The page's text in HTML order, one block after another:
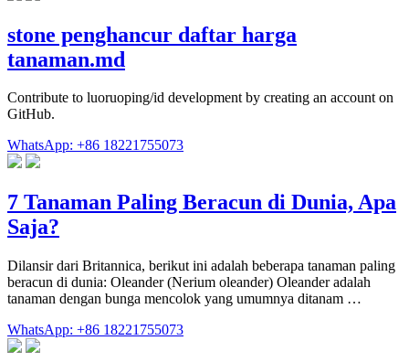
stone penghancur daftar harga
tanaman.md
Contribute to luoruoping/id development by creating an account on
GitHub.
WhatsApp: +86 18221755073
7 Tanaman Paling Beracun di Dunia, Apa
Saja?
Dilansir dari Britannica, berikut ini adalah beberapa tanaman paling
beracun di dunia: Oleander (Nerium oleander) Oleander adalah
tanaman dengan bunga mencolok yang umumnya ditanam …
WhatsApp: +86 18221755073